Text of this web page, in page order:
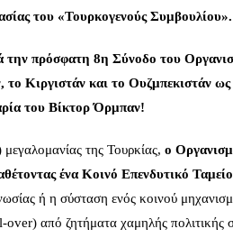
του «Τουρκογενούς Συμβουλίου».
την πρόσφατη 8η Σύνοδο του
το Κιργιστάν και το Ουζμπεκιστάν
του Βίκτορ Όρμπαν!
της Τουρκίας, ο
ένα Κοινό Επενδυτικό Ταμείο
ή η σύσταση ενός κοινού
από ζητήματα χαμηλής πολιτικής